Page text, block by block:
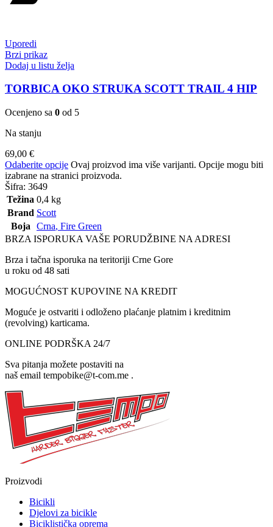
Uporedi
Brzi prikaz
Dodaj u listu želja
TORBICA OKO STRUKA SCOTT TRAIL 4 HIP
Ocenjeno sa 0 od 5
Na stanju
69,00 €
Odaberite opcije Ovaj proizvod ima više varijanti. Opcije mogu biti
izabrane na stranici proizvoda.
Šifra: 3649
Težina 0,4 kg
Brand Scott
Boja
Crna, Fire Green
BRZA ISPORUKA VAŠE PORUDŽBINE NA ADRESI
Brza i tačna isporuka na teritoriji Crne Gore
u roku od 48 sati
MOGUĆNOST KUPOVINE NA KREDIT
Moguće je ostvariti i odloženo plaćanje platnim i kreditnim
(revolving) karticama.
ONLINE PODRŠKA 24/7
Sva pitanja možete postaviti na
naš email tempobike@t-com.me .
Proizvodi
Bicikli
Djelovi za bicikle
Biciklistička oprema